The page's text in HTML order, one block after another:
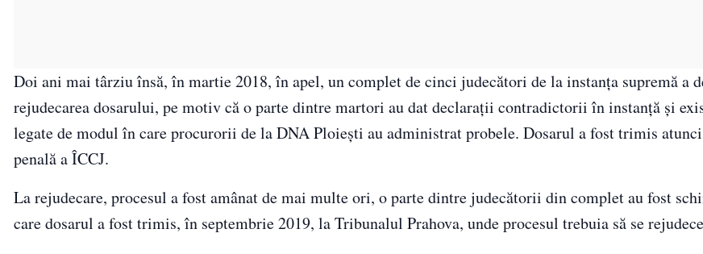
Doi ani mai târziu însă, în martie 2018, în apel, un complet de cinci judecători de la instanţa supremă a
rejudecarea dosarului, pe motiv că o parte dintre martori au dat declaraţii contradictorii în instanţă şi
legate de modul în care procurorii de la DNA Ploieşti au administrat probele. Dosarul a fost trimis
penală a ÎCCJ.
La rejudecare, procesul a fost amânat de mai multe ori, o parte dintre judecătorii din complet au fost
care dosarul a fost trimis, în septembrie 2019, la Tribunalul Prahova, unde procesul trebuia să se